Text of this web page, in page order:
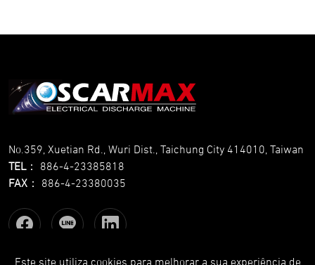
No.359, Xuetian Rd., Wuri Dist., Taichung City 414010, Taiwan
TEL： 886-4-23385818
FAX ： 886-4-23380035
Este site utiliza cookies para melhorar a sua experiência de